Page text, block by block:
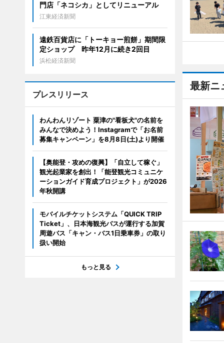
最新ニ
門店「ネコシカ」としてリニューアル
江東経済新聞
遠鉄百貨店に「トーキョー煎餅」期間限
定ショップ 昨年12月に続き2回目
浜松経済新聞
プレスリリース
わんわんリゾート 粟津の"看板犬"の名前を
みんなで決めよう！Instagramで「お名前
募集キャンペーン」を8月8日(土)より開催
【奥能登・攻めの復興】「自立して稼ぐ」
観光起業家を創出！「能登観光コミュニケ
ーションガイド育成プロジェクト」が2026
年秋開講
モバイルチケットシステム「QUICK TRIP
Ticket」、日本海観光バスが運行する加賀
周遊バス「キャン・バス1日乗車券」の取り
扱い開始
もっと見る